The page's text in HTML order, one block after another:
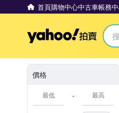
首頁購物中心中古車帳務
價格
-